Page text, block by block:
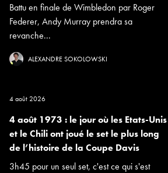
Battu en finale de Wimbledon par Roger
Federer, Andy Murray prendra sa
revanche...
ALEXANDRE SOKOLOWSKI
4 août 2026
4 août 1973 : le jour où les Etats-Unis
et le Chili ont joué le set le plus long
de l’histoire de la Coupe Davis
3h45 pour un seul set, c'est ce qui s'est